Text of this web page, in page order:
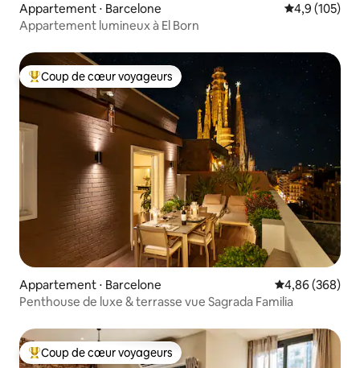
Appartement ⋅ Barcelone Évaluation
4,9 (105)
Appartement lumineux à El Born
Coups de cœur voyageurs les plus appréciés
Coup de cœur voyageurs
Appartement ⋅ Barcelone Évaluation
4,86 (368)
Penthouse de luxe & terrasse vue Sagrada Familia
Coups de cœur voyageurs les plus appréciés
Coup de cœur voyageurs